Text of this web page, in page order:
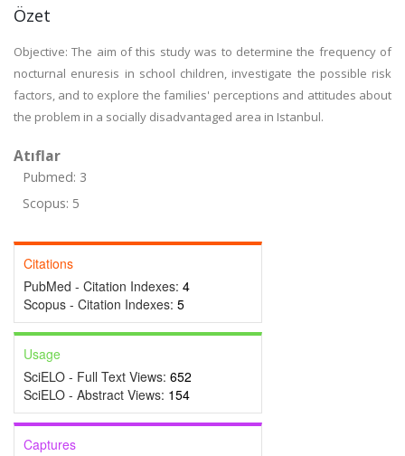
Özet
Objective: The aim of this study was to determine the frequency of
nocturnal enuresis in school children, investigate the possible risk
factors, and to explore the families' perceptions and attitudes about
the problem in a socially disadvantaged area in Istanbul.
Atıflar
Pubmed: 3
Scopus: 5
Citations
PubMed - Citation Indexes: 4
Scopus - Citation Indexes: 5
Usage
SciELO - Full Text Views: 652
SciELO - Abstract Views: 154
Captures